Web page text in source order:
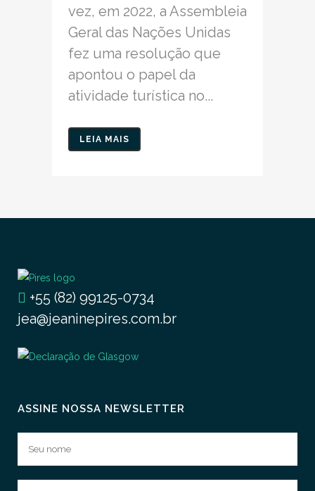
vez, em 2022, a Assembleia
Geral das Nações Unidas
fez uma resolução que
apontou o papel da
atividade turística no...
LEIA MAIS
+55 (82) 99125-0734
jea@jeaninepires.com.br
ASSINE NOSSA NEWSLETTER